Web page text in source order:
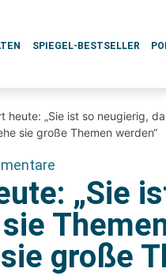
SPIEGEL-BESTSELLER
heute: „Sie ist so neugierig,
sie große Themen werden“
„Sie
große